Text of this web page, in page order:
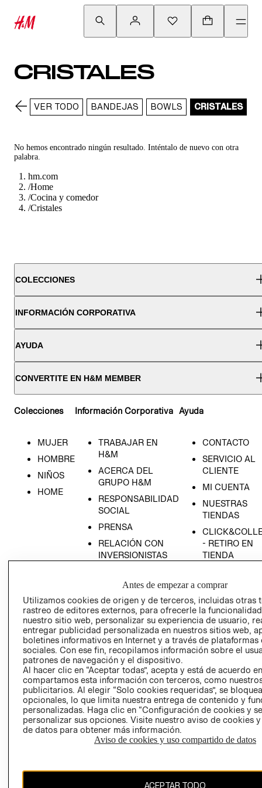
CRISTALES
VER TODO BANDEJAS BOWLS CRISTALES
No hemos encontrado ningún resultado. Inténtalo de nuevo con otra
palabra.
hm.com
/Home
/Cocina y comedor
/Cristales
COLECCIONES
INFORMACIÓN CORPORATIVA
AYUDA
CONVERTITE EN H&M MEMBER
Colecciones
MUJER
HOMBRE
NIÑOS
HOME
Información Corporativa
TRABAJAR EN
H&M
ACERCA DEL
GRUPO H&M
RESPONSABILIDAD
SOCIAL
PRENSA
RELACIÓN CON
INVERSIONISTAS
EMPRESARIAL
Ayuda
CONTACTO
SERVICIO AL
CLIENTE
MI CUENTA
NUESTRAS
TIENDAS
- RETIRO EN
TIENDA
CONDICIONES
AVISO DE
PRIVACIDAD
GIFT CARD
AVISO DE
COOKIES
Uruguay ($U)
Antes de empezar a comprar
Utilizamos cookies de origen y de terceros, incluidas otras
rastreo de editores externos, para ofrecerle la
nuestro sitio web, personalizar su experiencia de usuario,
entregar publicidad personalizada en nuestros sitios web,
boletines informativos en Internet y a través de plataformas
sociales. Con ese fin, recopilamos información sobre el
patrones de navegación y el dispositivo.
Al hacer clic en “Aceptar todas”, acepta y está de acuerdo
compartamos esta información con terceros, como
publicitarios. Al elegir “Solo cookies requeridas”, se
opcionales, lo que limita nuestra entrega de contenido y
personalizadas. Haga clic en “Configuración de cookies y
personalizar sus opciones. Visite nuestro aviso de cookies
de datos para obtener más información.
Aviso de cookies y uso compartido de datos
ACEPTAR TODO